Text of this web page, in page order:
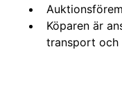
Köparen är
transport och